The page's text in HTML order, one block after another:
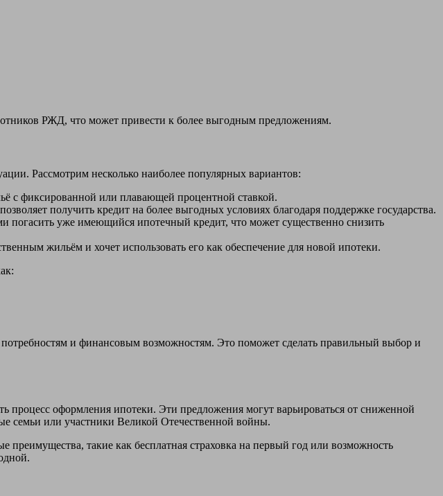
РЖД, что может привести к более выгодным предложениям.
Рассмотрим несколько наиболее популярных вариантов:
с фиксированной или плавающей процентной ставкой.
получить кредит на более выгодных условиях благодаря поддержке государства.
погасить уже имеющийся ипотечный кредит, что может существенно снизить
жильём и хочет использовать его как обеспечение для новой ипотеки.
и финансовым возможностям. Это поможет сделать правильный выбор и
оформления ипотеки. Эти предложения могут варьироваться от сниженной
семьи или участники Великой Отечественной войны.
преимущества, такие как бесплатная страховка на первый год или возможность